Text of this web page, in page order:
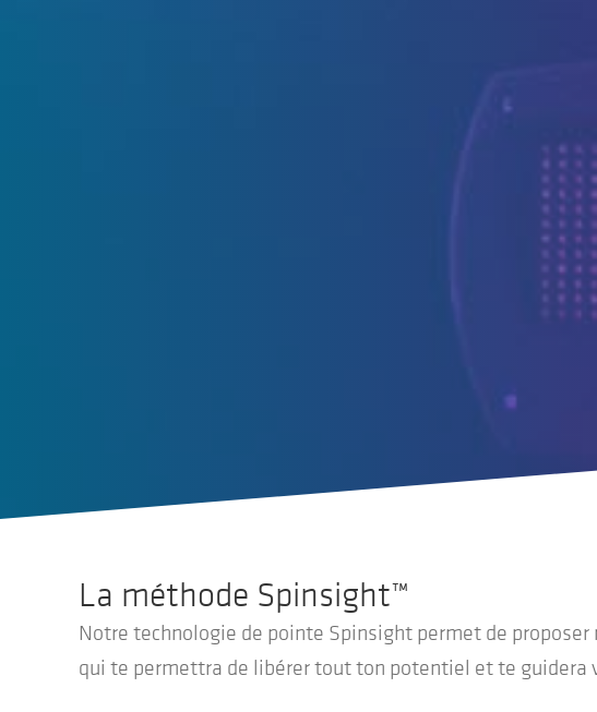
La méthode Spinsight™
Notre technologie de pointe Spinsight permet de
qui te permettra de libérer tout ton potentiel et te guidera